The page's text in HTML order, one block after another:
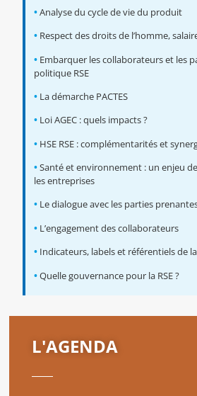
•Analyse du cycle de vie du produit
• Respect des droits de l’homme,
• Embarquer les collaborateurs et les
politique RSE
• La démarche PACTES
• Loi AGEC : quels impacts ?
• HSE RSE : complémentarités et
•Santé et environnement : un enjeu
les entreprises
• Le dialogue avec les parties
• L’engagement des collaborateurs
• Indicateurs, labels et référentiels de la
•Quelle gouvernance pour la RSE ?
L'AGENDA